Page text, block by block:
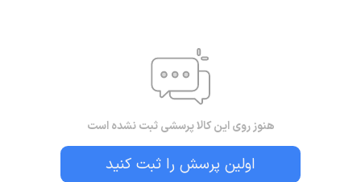
هنوز روی این کالا پرسشی ثبت نشده است
اولین پرسش را ثبت کنید